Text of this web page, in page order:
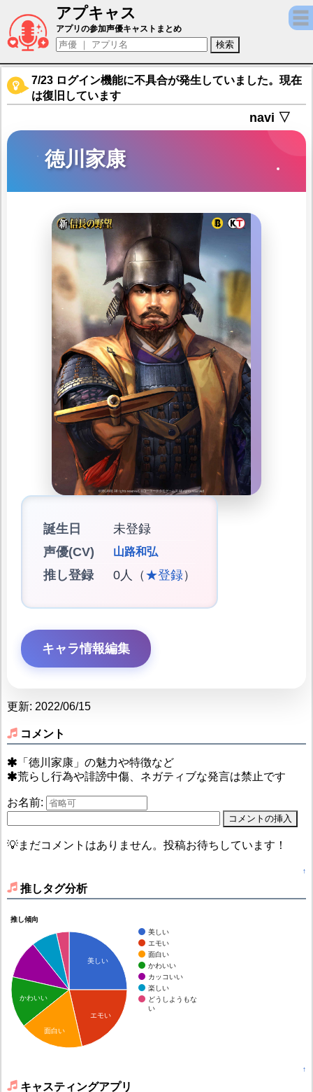
アプキャス
徳川家康（声優：山路和弘)【新信長の野望
アプリの参加声優キャストまとめ
7/23 ログイン機能に不具合が発生していました。現在
は復旧しています
navi ▽
徳川家康
誕生日
未登録
声優(CV)
山路和弘
推し登録 0人（ ★登録）
キャラ情報編集
更新: 2022/06/15
コメント
「徳川家康」の魅力や特徴など
荒らし行為や誹謗中傷、ネガティブな発言は禁止です
お名前:
💡まだコメントはありません。投稿お待ちしています！
↑
推しタグ分析
推し傾向
美しい
エモい
面白い
かわいい
カッコいい
楽しい
どうしようもな
い
美しい
エモい
かわいい
面白い
↑
キャスティングアプリ